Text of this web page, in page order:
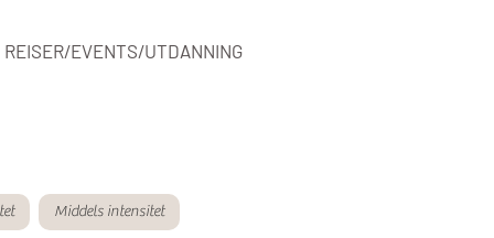
REISER/EVENTS/UTDANNING
Middels intensitet